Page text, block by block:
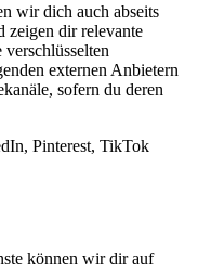
wir dich auch abseits
zeigen dir relevante
externen Anbietern
sofern du deren
Pinterest, TikTok
können wir dir auf